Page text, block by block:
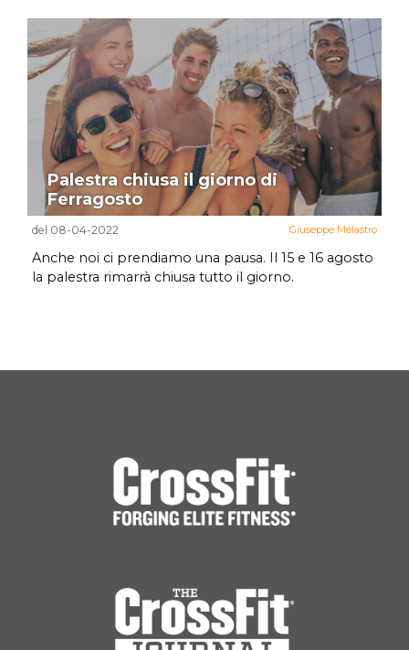
Palestra chiusa il giorno di
Ferragosto
del 08-04-2022 Giuseppe Melastro
Anche noi ci prendiamo una pausa. Il 15 e 16 agosto
la palestra rimarrà chiusa tutto il giorno.